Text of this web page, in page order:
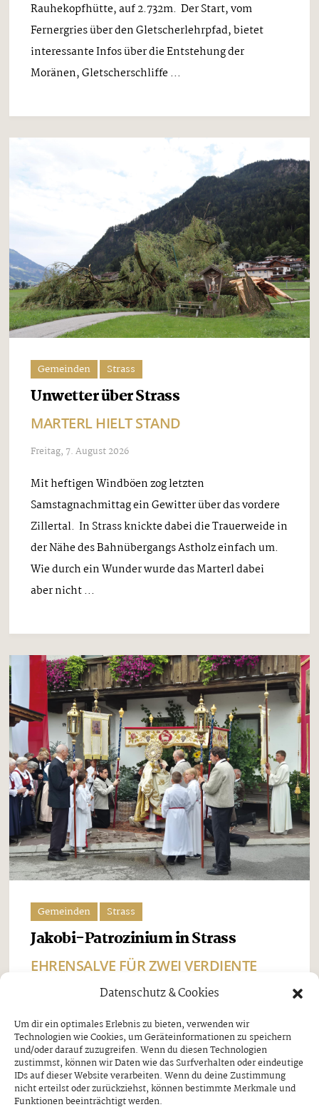
Datenschutz & Cookies
Um dir ein optimales Erlebnis zu bieten, verwenden wir
Technologien wie Cookies, um Geräteinformationen zu speichern
und/oder darauf zuzugreifen. Wenn du diesen Technologien
zustimmst, können wir Daten wie das Surfverhalten oder eindeutige
IDs auf dieser Website verarbeiten. Wenn du deine Zustimmung
nicht erteilst oder zurückziehst, können bestimmte Merkmale und
Funktionen beeinträchtigt werden.
Rauhekopfhütte, auf 2.732m. Der Start, vom
Fernergries über den Gletscherlehrpfad, bietet
interessante Infos über die Entstehung der
Moränen, Gletscherschliffe ...
Gemeinden Strass
Unwetter über Strass
MARTERL HIELT STAND
Freitag, 7. August 2026
Mit heftigen Windböen zog letzten
Samstagnachmittag ein Gewitter über das vordere
Zillertal. In Strass knickte dabei die Trauerweide in
der Nähe des Bahnübergangs Astholz einfach um.
Wie durch ein Wunder wurde das Marterl dabei
aber nicht ...
Gemeinden Strass
Jakobi-Patrozinium in Strass
EHRENSALVE FÜR ZWEI VERDIENTE
Beim Jakobi-Patrozinium am Sonntag, dem 26. Juli,
stand Strass im Zillertal ganz im Zeichen seines
Pfarrpatrons, des heiligen Jakobus. Nach dem
feierlichen Festgottesdienst und der traditionellen